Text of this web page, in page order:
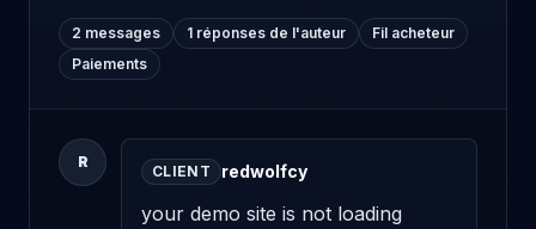
2 messages 1 réponses de l'auteur
Fil acheteur
Paiements
R
CLIENT redwolfcy
your demo site is not loading